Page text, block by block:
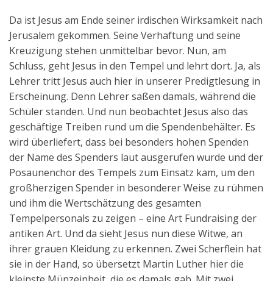
Da ist Jesus am Ende seiner irdischen Wirksamkeit nach
Jerusalem gekommen. Seine Verhaftung und seine
Kreuzigung stehen unmittelbar bevor. Nun, am
Schluss, geht Jesus in den Tempel und lehrt dort. Ja, als
Lehrer tritt Jesus auch hier in unserer Predigtlesung in
Erscheinung. Denn Lehrer saßen damals, während die
Schüler standen. Und nun beobachtet Jesus also das
geschäftige Treiben rund um die Spendenbehälter. Es
wird überliefert, dass bei besonders hohen Spenden
der Name des Spenders laut ausgerufen wurde und der
Posaunenchor des Tempels zum Einsatz kam, um den
großherzigen Spender in besonderer Weise zu rühmen
und ihm die Wertschätzung des gesamten
Tempelpersonals zu zeigen – eine Art Fundraising der
antiken Art. Und da sieht Jesus nun diese Witwe, an
ihrer grauen Kleidung zu erkennen. Zwei Scherflein hat
sie in der Hand, so übersetzt Martin Luther hier die